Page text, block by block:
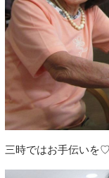
三時ではお手伝いを